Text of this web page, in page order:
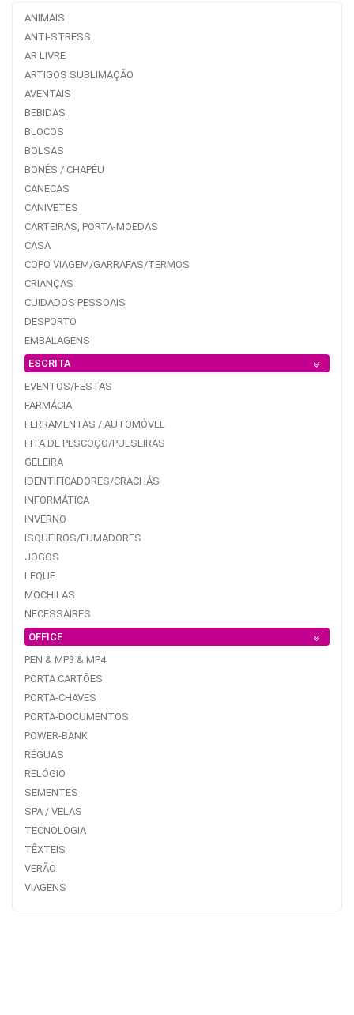
ANIMAIS
ANTI-STRESS
AR LIVRE
ARTIGOS SUBLIMAÇÃO
AVENTAIS
BEBIDAS
BLOCOS
BOLSAS
BONÉS / CHAPÉU
CANECAS
CANIVETES
CARTEIRAS, PORTA-MOEDAS
CASA
COPO VIAGEM/GARRAFAS/TERMOS
CRIANÇAS
CUIDADOS PESSOAIS
DESPORTO
EMBALAGENS
ESCRITA
EVENTOS/FESTAS
FARMÁCIA
FERRAMENTAS / AUTOMÓVEL
FITA DE PESCOÇO/PULSEIRAS
GELEIRA
IDENTIFICADORES/CRACHÁS
INFORMÁTICA
INVERNO
ISQUEIROS/FUMADORES
JOGOS
LEQUE
MOCHILAS
NECESSAIRES
OFFICE
PEN & MP3 & MP4
PORTA CARTÕES
PORTA-CHAVES
PORTA-DOCUMENTOS
POWER-BANK
RÉGUAS
RELÓGIO
SEMENTES
SPA / VELAS
TECNOLOGIA
TÊXTEIS
VERÃO
VIAGENS